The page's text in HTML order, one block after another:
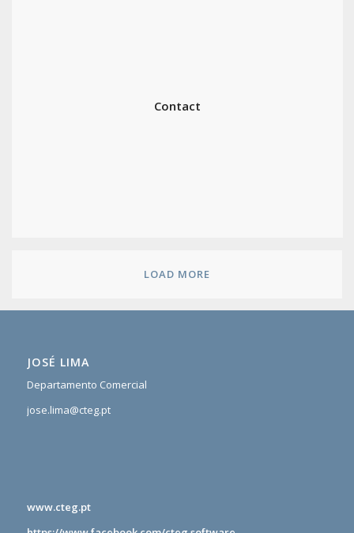
Contact
LOAD MORE
JOSÉ LIMA
Departamento Comercial
jose.lima@cteg.pt
www.cteg.pt